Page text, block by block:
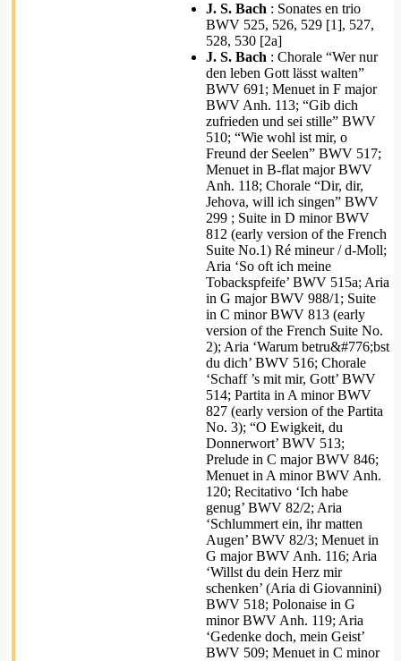
J. S. Bach : Sonates en trio
BWV 525, 526, 529 [1], 527,
528, 530 [2a]
J. S. Bach : Chorale “Wer nur
den leben Gott lässt walten”
BWV 691; Menuet in F major
BWV Anh. 113; “Gib dich
zufrieden und sei stille” BWV
510; “Wie wohl ist mir, o
Freund der Seelen” BWV 517;
Menuet in B-flat major BWV
Anh. 118; Chorale “Dir, dir,
Jehova, will ich singen” BWV
299 ; Suite in D minor BWV
812 (early version of the French
Suite No.1) Ré mineur / d-Moll;
Aria ‘So oft ich meine
Tobackspfeife’ BWV 515a; Aria
in G major BWV 988/1; Suite
in C minor BWV 813 (early
version of the French Suite No.
2); Aria ‘Warum betru&#776;bst
du dich’ BWV 516; Chorale
‘Schaff ’s mit mir, Gott’ BWV
514; Partita in A minor BWV
827 (early version of the Partita
No. 3); “O Ewigkeit, du
Donnerwort’ BWV 513;
Prelude in C major BWV 846;
Menuet in A minor BWV Anh.
120; Recitativo ‘Ich habe
genug’ BWV 82/2; Aria
‘Schlummert ein, ihr matten
Augen’ BWV 82/3; Menuet in
G major BWV Anh. 116; Aria
‘Willst du dein Herz mir
schenken’ (Aria di Giovannini)
BWV 518; Polonaise in G
minor BWV Anh. 119; Aria
‘Gedenke doch, mein Geist’
BWV 509; Menuet in C minor